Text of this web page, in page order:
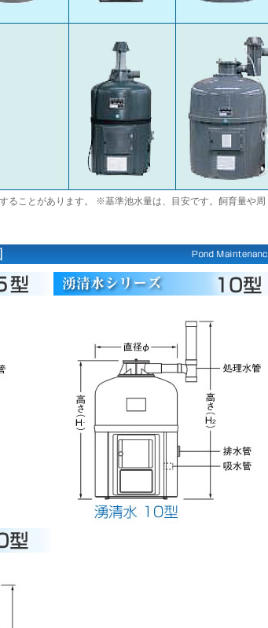
ることがあります。 ※基準池水量は、目安です。飼育量や周